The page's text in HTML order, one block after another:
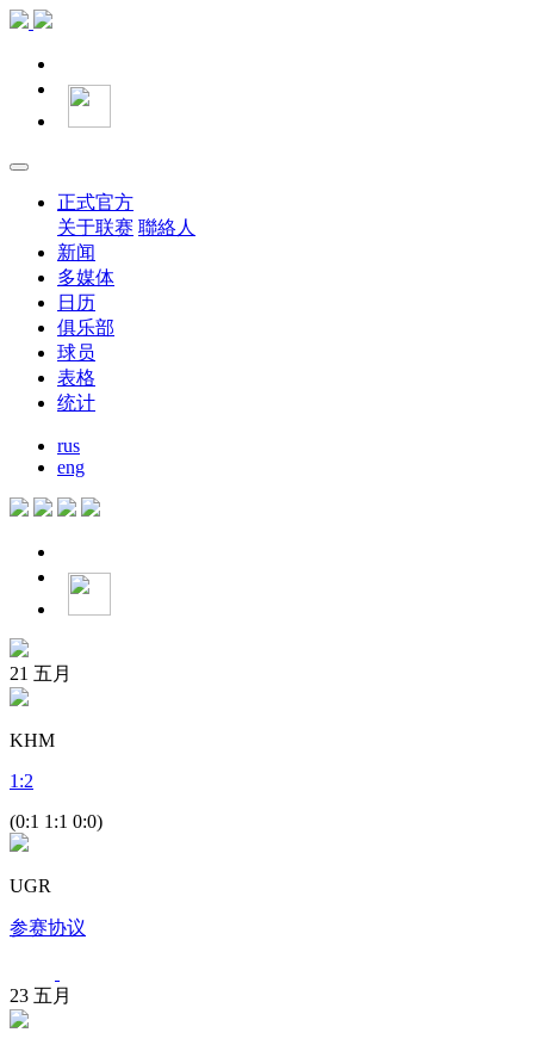
正式官方
关于联赛 聯絡人
新闻
多媒体
日历
俱乐部
球员
表格
统计
rus
eng
21 五月
KHM
1 :2
(0:1 1:1 0:0)
UGR
参赛协议
23 五月